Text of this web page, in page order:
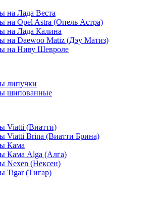
на Лада Веста
на Opel Astra (Опель Астра)
на Лада Калина
на Daewoo Matiz (Дэу Матиз)
на Ниву Шевроле
липучки
шипованные
Viatti (Виатти)
Viatti Brina (Виатти Брина)
Кама
Кама Alga (Алга)
Nexen (Нексен)
Tigar (Тигар)